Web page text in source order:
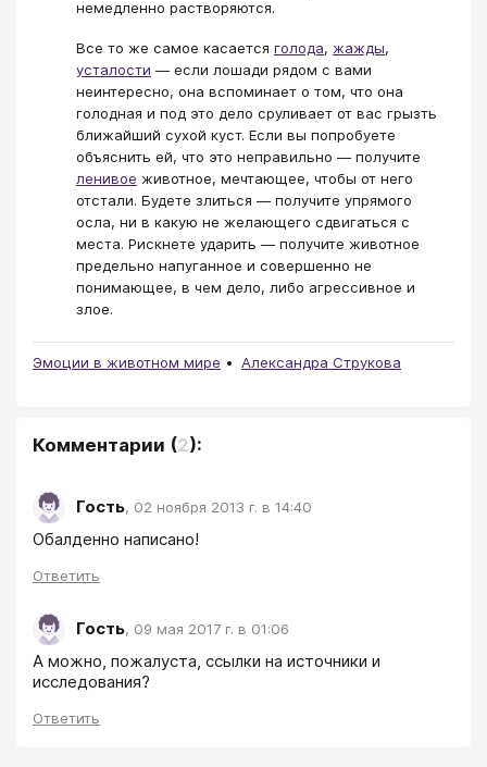
немедленно растворяются.
Все то же самое касается голода, жажды,
усталости — если лошади рядом с вами
неинтересно, она вспоминает о том, что она
голодная и под это дело сруливает от вас грызть
ближайший сухой куст. Если вы попробуете
объяснить ей, что это неправильно — получите
ленивое животное, мечтающее, чтобы от него
отстали. Будете злиться — получите упрямого
осла, ни в какую не желающего сдвигаться с
места. Рискнете ударить — получите животное
предельно напуганное и совершенно не
понимающее, в чем дело, либо агрессивное и
злое.
Эмоции в животном мире Александра Струкова
Комментарии (2):
Гость, 02 ноября 2013 г. в 14:40
Обалденно написано!
Ответить
Гость, 09 мая 2017 г. в 01:06
А можно, пожалуста, ссылки на источники и
исследования?
Ответить